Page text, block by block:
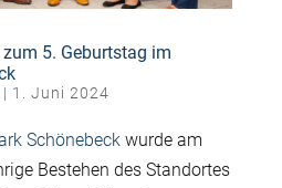
5. Geburtstag im
| 1. Juni 2024
Schönebeckwurde am
Bestehen des Standortes